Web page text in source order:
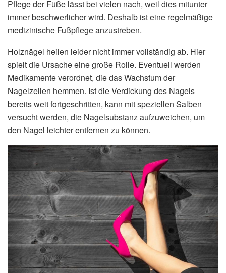
Pflege der Füße lässt bei vielen nach, weil dies mitunter
immer beschwerlicher wird. Deshalb ist eine regelmäßige
medizinische Fußpflege anzustreben.
Holznägel heilen leider nicht immer vollständig ab. Hier
spielt die Ursache eine große Rolle. Eventuell werden
Medikamente verordnet, die das Wachstum der
Nagelzellen hemmen. Ist die Verdickung des Nagels
bereits weit fortgeschritten, kann mit speziellen Salben
versucht werden, die Nagelsubstanz aufzuweichen, um
den Nagel leichter entfernen zu können.